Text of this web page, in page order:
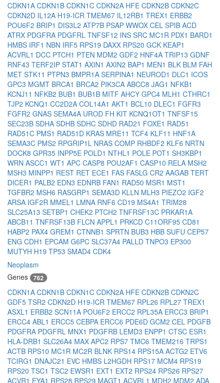
CDKN1A CDKN1B CDKN1C CDKN2A HFE CDKN2B CDKN2C
CDKN2D IL12A H19-ICR TMEM67 IL12RB1 TREX1 ERBB2
POU6F2 BRIP1 DIS3L2 ATP7B PSAP WWOX CEL SPIB ACD
ATRX PDGFRA PDGFRL TNFSF12 INS SRC MC1R PDX1 BARD1
HMBS IRF1 NBN IRF5 RPS19 DAXX RPS20 GCK KEAP1
ACVRL1 DCC PTCH1 PTEN MDM2 GDF2 HNF4A TRIP13 GDNF
RNF43 TERF2IP STAT1 AXIN1 AXIN2 BAP1 MEN1 BLK BLM FAH
MET STK11 PTPN3 BMPR1A SERPINA1 NEUROD1 DLC1 ICOS
GPC3 MGMT BRCA1 BRCA2 PIK3CA ABCC8 JAG1 NFKB1
KCNJ11 NFKB2 BUB1 BUB1B MITF AHCY GPC4 MLH1 CTHRC1
TJP2 KCNQ1 CC2D2A COL14A1 AKT1 BCL10 DLEC1 FGFR3
FGFR2 GNAS SEMA4A UROD FH KIT KCNQ1OT1 TNFSF15
SEC23B SDHA SDHB SDHC SDHD RAD21 FOXE1 RAD51
RAD51C PMS1 RAD51D KRAS MRE11 TCF4 KLF11 HNF1A
SEMA3C PMS2 RPGRIP1L NRAS COMP RHBDF2 KLF6 NRTN
DOCK8 GPR35 INPP5E POLD1 NTHL1 POLE POT1 SH3KBP1
WRN ASCC1 WT1 APC CASP8 POU2AF1 CASP10 RELA MSH2
MSH3 MINPP1 REST RET ECE1 FAS FASLG CR2 AAGAB TERT
DICER1 PALB2 EDN3 EDNRB FAN1 RAD50 MSR1 MST1
TGFBR2 MSH6 RASGRP1 SEMA3D KLLN MLH3 PIEZO2 IGF2
ARSA IGF2R MMEL1 LMNA RNF6 CD19 MS4A1 TRIM28
SLC25A13 SETBP1 CHEK2 PTCH2 TNFRSF13C PRKAR1A
ABCB11 TNFRSF13B FLCN APPL1 PRKCD C11ORF95 CD81
HABP2 PAX4 GREM1 CTNNB1 SPRTN BUB3 HBB SUFU CEP57
ENG CDH1 EPCAM G6PC SLC37A4 PALLD TNPO3 EP300
MUTYH H19 TP53 SMAD4 CDK4
Neoplasm
Genes
762
CDKN1A CDKN1B CDKN1C CDKN2A HFE CDKN2B CDKN2C
GDF5 TSR2 CDKN2D H19-ICR TMEM67 RPL26 RPL27 TREX1
ASXL1 ERBB2 SCN11A POU6F2 ERCC2 RPL35A ERCC3 BRIP1
ERCC4 ABL1 ERCC5 CEBPA ERCC6 PDE6D GCM2 CEL PDGFB
PDGFRA PDGFRL MNX1 PDGFRB LEMD3 ENPP1 CTSC ESR1
HLA-DRB1 SLC26A4 MAX APC2 RPS7 TMC6 TMEM216 TRPS1
ACTB RPS10 MC1R MC2R BLNK RPS14 RPS15A ACTG2 ETV6
TCIRG1 DNAJC21 EVC HMBS L2HGDH RPS17 MCM4 RPS19
RPS20 TSC1 TSC2 EWSR1 EXT1 EXT2 RPS24 RPS26 RPS27
ACVR1 EYA1 RPS28 RPS29 MAGT1 ACVRL1 MDH2 MDM2 ADA